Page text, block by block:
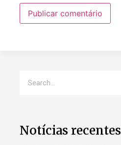
Notícias recentes